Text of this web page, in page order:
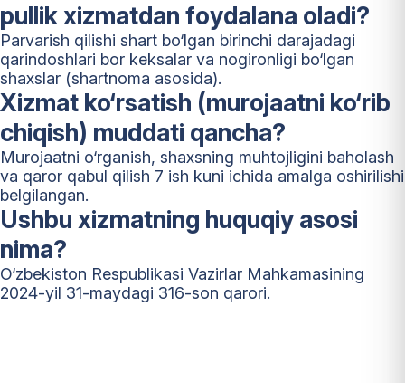
pullik xizmatdan foydalana oladi?
Parvarish qilishi shart bo‘lgan birinchi darajadagi
qarindoshlari bor keksalar va nogironligi bo‘lgan
shaxslar (shartnoma asosida).
Xizmat ko‘rsatish (murojaatni ko‘rib
chiqish) muddati qancha?
Murojaatni o‘rganish, shaxsning muhtojligini baholash
va qaror qabul qilish 7 ish kuni ichida amalga oshirilishi
belgilangan.
Ushbu xizmatning huquqiy asosi
nima?
O‘zbekiston Respublikasi Vazirlar Mahkamasining
2024-yil 31-maydagi 316-son qarori.